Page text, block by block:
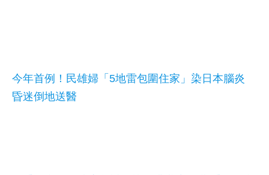
今年首例！民雄婦「5地雷包圍住家」染日本腦炎
昏迷倒地送醫